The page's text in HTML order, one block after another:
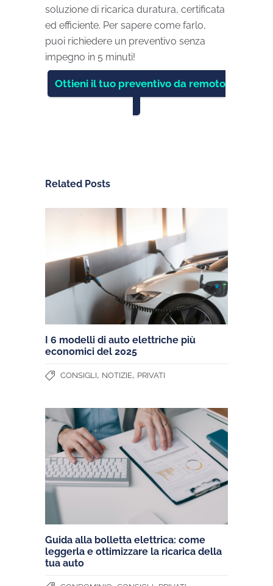
soluzione di ricarica duratura, certificata
ed efficiente. Per sapere come farlo,
puoi richiedere un preventivo senza
impegno in 5 minuti!
Ottieni il tuo preventivo da remoto
Related Posts
I 6 modelli di auto elettriche più
economici del 2025
CONSIGLI, NOTIZIE, PRIVATI
Guida alla bolletta elettrica: come
leggerla e ottimizzare la ricarica della
tua auto